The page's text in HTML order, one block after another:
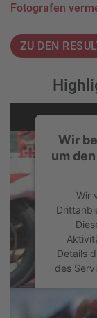
Fotografen
ZU DEN
Wir
um
Wir
Details
des